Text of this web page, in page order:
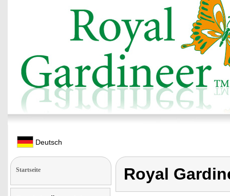
Deutsch
Startseite Royal